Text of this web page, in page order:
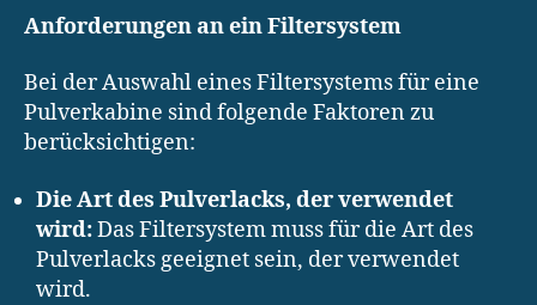
Anforderungen an ein Filtersystem
Bei der Auswahl eines Filtersystems für eine
Pulverkabine sind folgende Faktoren zu
berücksichtigen:
Die Art des Pulverlacks, der verwendet
wird:Das Filtersystem muss für die Art des
Pulverlacks geeignet sein, der verwendet
wird.